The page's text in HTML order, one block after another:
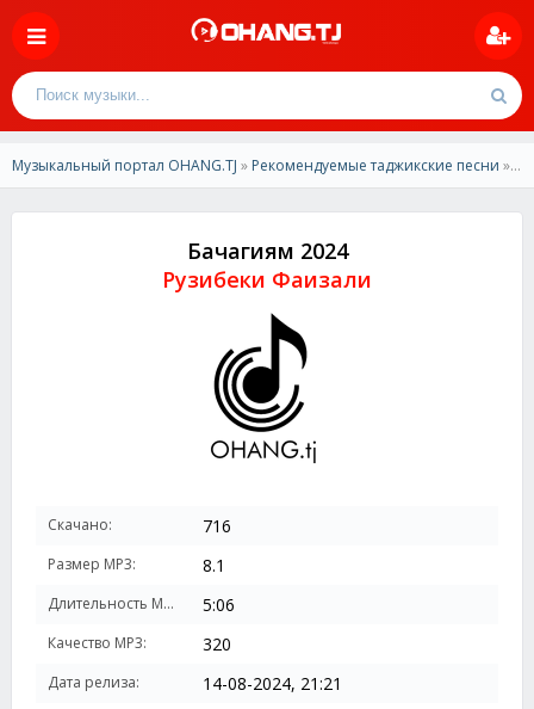
Музыкальный портал OHANG.TJ » Рекомендуемые таджикские песни » Рузибеки Фаизали - Бачагиям 2024
Бачагиям 2024
Рузибеки Фаизали
Скачано: 716
Размер MP3: 8.1
Длительность MP3: 5:06
Качество MP3: 320
Дата релиза: 14-08-2024, 21:21